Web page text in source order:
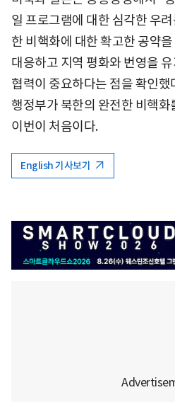
일 프로그램에 대한 심각한 우
한 비핵화에 대한 확고한 공약
대응하고 지역 평화와 번영을
협력이 중요하다는 점을 확인했
행정부가 북한의 완전한 비핵
이번이 처음이다.
English 기사보기